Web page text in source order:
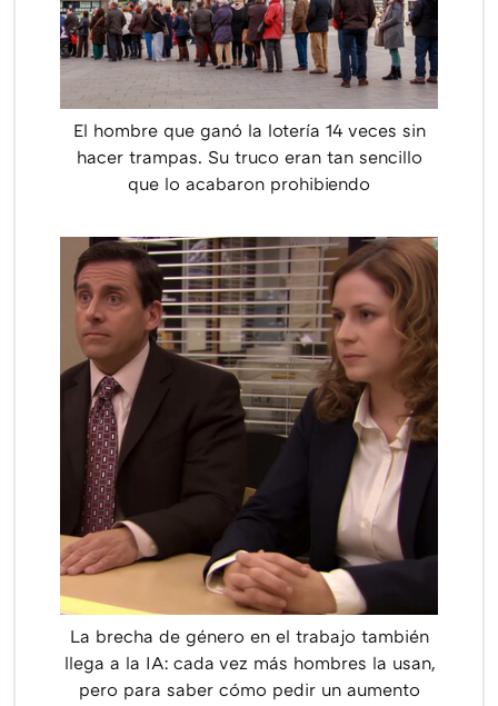
El hombre que ganó la lotería 14 veces sin
hacer trampas. Su truco eran tan sencillo
que lo acabaron prohibiendo
La brecha de género en el trabajo también
llega a la IA: cada vez más hombres la usan,
pero para saber cómo pedir un aumento